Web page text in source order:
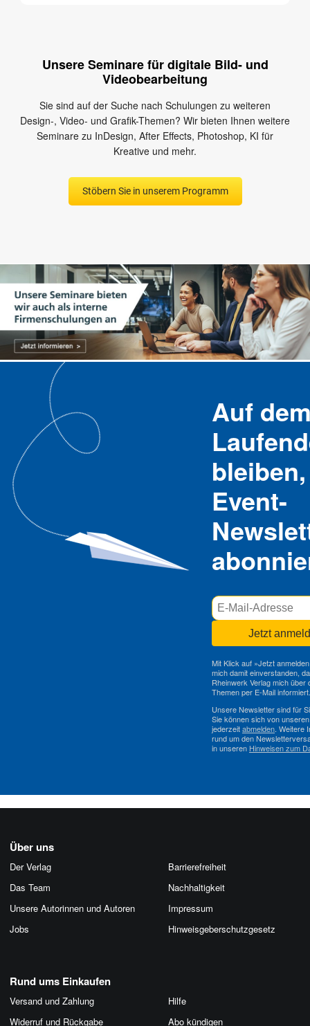
Unsere Seminare für digitale Bild- und
Videobearbeitung
Sie sind auf der Suche nach Schulungen zu weiteren
Design-, Video- und Grafik-Themen? Wir bieten Ihnen weitere
Seminare zu InDesign, After Effects, Photoshop, KI für
Kreative und mehr.
Stöbern Sie in unserem Programm
Auf
bleiben,
Event-
Jetzt
Mit Klick auf »Jetzt
mich damit einverstanden,
Rheinwerk Verlag mich über
Themen per E-Mail informiert.
Unsere Newsletter sind für
Sie können sich von
jederzeitabmelden. Weitere
rund um den
in unseren Hinweisen zum
Über uns
Der Verlag
Das Team
Unsere Autorinnen und Autoren
Jobs
Barrierefreiheit
Nachhaltigkeit
Impressum
Hinweis­geber­schutz­gesetz
Rund ums Einkaufen
Versand und Zahlung
Widerruf und Rückgabe
Hilfe
Abo kündigen